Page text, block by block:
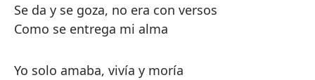
Se da y se goza, no era con versos
Como se entrega mi alma
Yo solo amaba, vivía y moría